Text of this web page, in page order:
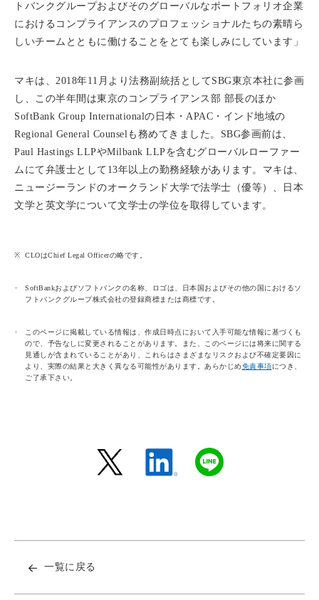
トバンクグループおよびそのグローバルなポートフォリオ企業
におけるコンプライアンスのプロフェッショナルたちの素晴ら
しいチームとともに働けることをとても楽しみにしています」
マキは、2018年11月より法務副統括としてSBG東京本社に参画
し、この半年間は東京のコンプライアンス部 部長のほか
SoftBank Group Internationalの日本・APAC・インド地域の
Regional General Counselも務めてきました。SBG参画前は、
Paul Hastings LLPやMilbank LLPを含むグローバルローファー
ムにて弁護士として13年以上の勤務経験があります。マキは、
ニュージーランドのオークランド大学で法学士（優等）、日本
文学と英文学について文学士の学位を取得しています。
CLOはChief Legal Officerの略です。
SoftBankおよびソフトバンクの名称、ロゴは、日本国およびその他の国におけるソ
フトバンクグループ株式会社の登録商標または商標です。
このページに掲載している情報は、作成日時点において入手可能な情報に基づくも
ので、予告なしに変更されることがあります。また、このページには将来に関する
見通しが含まれていることがあり、これらはさまざまなリスクおよび不確定要因に
より、実際の結果と大きく異なる可能性があります。あらかじめ免責事項につき、
ご了承下さい。
一覧に戻る